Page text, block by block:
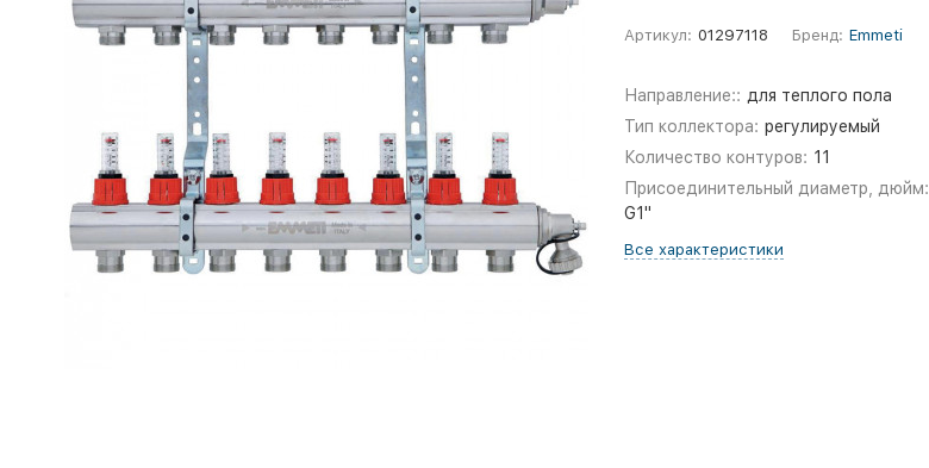
Артикул: 01297118 Бренд: Emmeti
Направление:: для теплого пола
Тип коллектора: регулируемый
Количество контуров: 11
Присоединительный диаметр, дюйм:
G1"
Все характеристики